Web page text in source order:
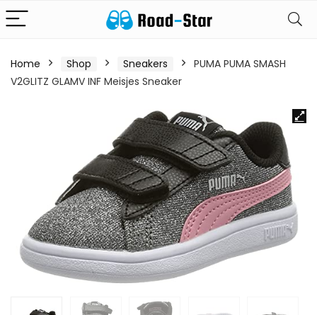
Home Shop Sneakers
PUMA PUMA SMASH
V2GLITZ GLAMV INF Meisjes Sneaker